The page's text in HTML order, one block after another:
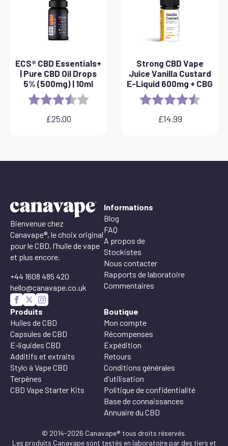
ECS® CBD Essentials+
| Pure CBD Oil Drops
5% (500mg) | 10ml
Rating: 3.8 out of 5 stars
£25.00
Strong CBD Vape
Juice Vanilla Custard
E-Liquid 600mg + CBG
Rating: 4.6 out
£14.99
Bienvenue chez
Canavape®, le choix original
pour le CBD, l'huile de vape
et plus encore.
+44 1608 485 420
hello@canavape.co.uk
Informations
Blog
FAQ
A propos de
Stockistes
Nous contacter
Rapports de laboratoire
Commentaires
Produits
Huiles de CBD
Capsules de CBD
E-liquides CBD
Additifs et extraits
Stylo à Vape CBD
Terpènes
CBD Vape Starter Kits
Boutique
Mon compte
Récompenses
Expédition
Retours
Conditions générales
d'utilisation
Politique de confidentialité
Base de connaissances
Annuaire du CBD
© 2014-2026 Canavape® tous droits réservés.
Les produits Canavape sont testés en laboratoire par des tiers et